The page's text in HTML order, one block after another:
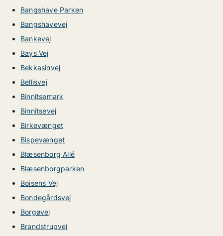
Bangshave Parken
Bangshavevej
Bankevej
Bays Vej
Bekkasinvej
Bellisvej
Binnitsemark
Binnitsevej
Birkevænget
Bispevænget
Blæsenborg Allé
Blæsenborgparken
Boisens Vej
Bondegårdsvej
Borgøvej
Brandstrupvej